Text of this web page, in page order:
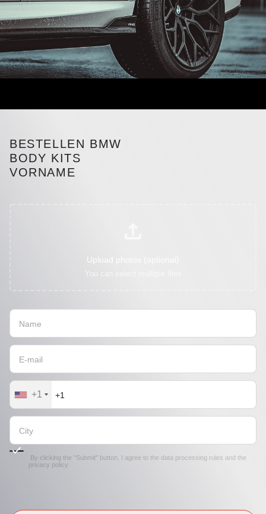
BESTELLEN BMW
BODY KITS
VORNAME
Upload photos (optional)
+1
By clicking the "Submit" button, I agree to the data processing rules and the
privacy policy